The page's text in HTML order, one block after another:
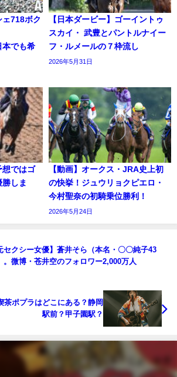
ェ718ボク
本でも希
【日本ダービー】ゴーイントゥ
スカイ・ 武豊とパントルナイー
フ・ルメールの７枠流し
2026年5月31日
想ではゴ
しま
【動画】オークス・JRA史上初
の快挙！ジュウリョクピエロ・
今村聖奈の初騎乗位勝利！
2026年5月24日
セクシー女優】蒼井そら（本名・〇〇純子43
。微博・苍井空のフォロワー2,000万人
茶ポプラはどこにある？静岡
駅前？甲子園駅？